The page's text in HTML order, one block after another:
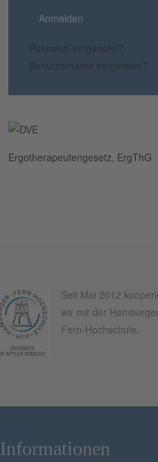
Anmelden
Passwort vergessen?
Benutzername vergessen?
Ergotherapeutengesetz, ErgThG
Seit Mai 2012
wir mit der Hamburger
Fern-Hochschule.
Informationen